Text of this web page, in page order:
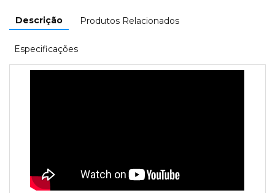
Descrição Produtos Relacionados
Especificações